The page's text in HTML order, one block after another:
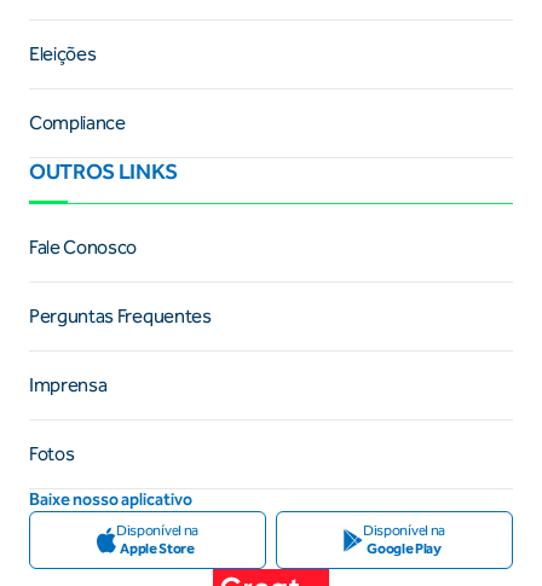
Eleições
Compliance
OUTROS LINKS
Fale Conosco
Perguntas Frequentes
Imprensa
Fotos
Baixe nosso aplicativo
Disponível na
Apple Store
Disponível na
Google Play